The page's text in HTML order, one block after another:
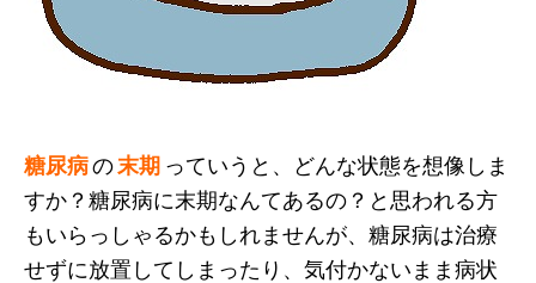
糖尿病の末期 っていうと、どんな状態を想像しま
すか？糖尿病に末期なんてあるの？と思われる方
もいらっしゃるかもしれませんが、糖尿病は治療
せずに放置してしまったり、気付かないまま病状